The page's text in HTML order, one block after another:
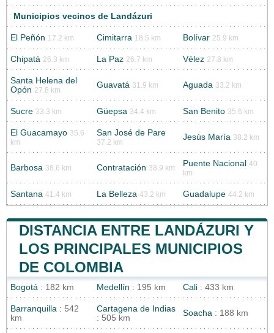
Municipios vecinos de Landázuri
El Peñón 17.2 km Cimitarra 18.5 km Bolívar 25.9 km
Chipatá 26.3 km La Paz 26.7 km Vélez 27.8 km
Santa Helena del
Opón 27.8 km
Guavatá 31.9 km Aguada 33.2 km
Sucre 33.3 km Güepsa 34.4 km San Benito 35.6 km
El Guacamayo 35.6
km
San José de Pare
37.2 km
Jesús María 38.2 km
Barbosa 38.6 km Contratación 38.9 km Puente Nacional
40
km
Santana 41.4 km La Belleza 43.2 km Guadalupe 44.2 km
DISTANCIA ENTRE LANDÁZURI Y
LOS PRINCIPALES MUNICIPIOS
DE COLOMBIA
Bogotá : 182 km Medellín : 195 km Cali : 433 km
Barranquilla : 542
km
Cartagena de Indias
: 505 km
Soacha : 188 km